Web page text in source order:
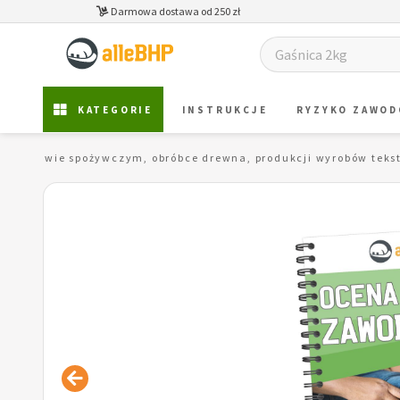
Darmowa dostawa od 250 zł
KATEGORIE INSTRUKCJE RYZYKO
spożywczym, obróbce drewna, produkcji wyrobów